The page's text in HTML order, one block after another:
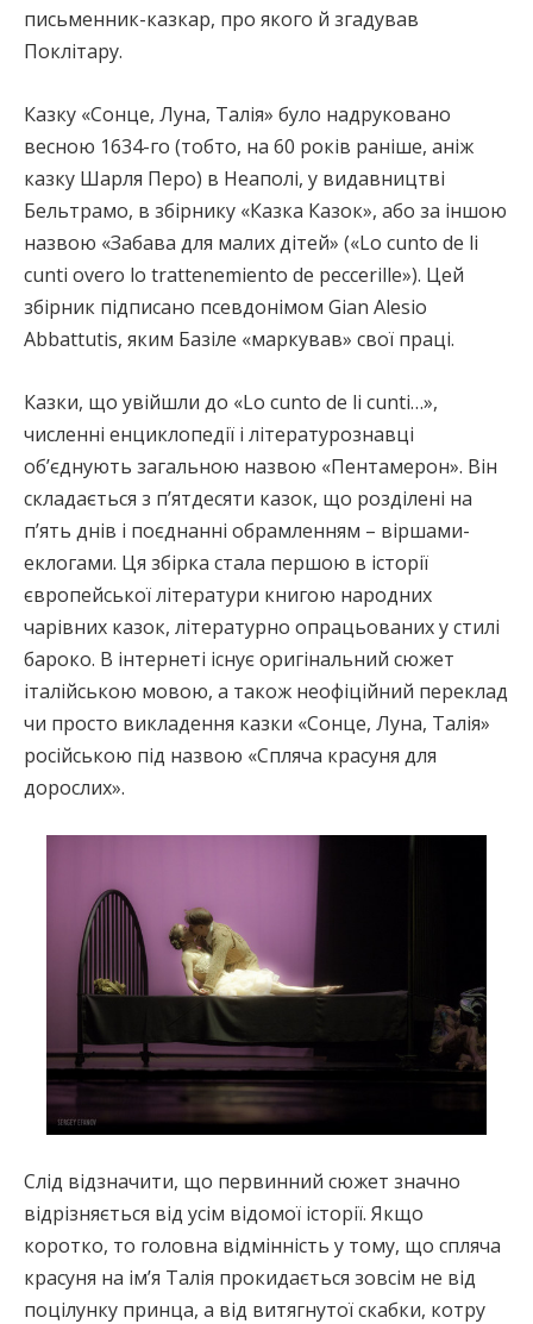
письменник-казкар, про якого й згадував
Поклітару.
Казку «Сонце, Луна, Талія» було надруковано
весною 1634-го (тобто, на 60 років раніше, аніж
казку Шарля Перо) в Неаполі, у видавництві
Бельтрамо, в збірнику «Казка Казок», або за іншою
назвою «Забава для малих дітей» («Lo cunto de li
cunti overo lo trattenemiento de peccerille»). Цей
збірник підписано псевдонімом Gian Alesio
Abbattutis, яким Базіле «маркував» свої праці.
Казки, що увійшли до «Lo cunto de li cunti…»,
численні енциклопедії і літературознавці
об’єднують загальною назвою «Пентамерон». Він
складається з п’ятдесяти казок, що розділені на
п’ять днів і поєднанні обрамленням – віршами-
еклогами. Ця збірка стала першою в історії
європейської літератури книгою народних
чарівних казок, літературно опрацьованих у стилі
бароко. В інтернеті існує оригінальний сюжет
італійською мовою, а також неофіційний переклад
чи просто викладення казки «Сонце, Луна, Талія»
російською під назвою «Спляча красуня для
дорослих».
Слід відзначити, що первинний сюжет значно
відрізняється від усім відомої історії. Якщо
коротко, то головна відмінність у тому, що спляча
красуня на ім’я Талія прокидається зовсім не від
поцілунку принца, а від витягнутої скабки, котру